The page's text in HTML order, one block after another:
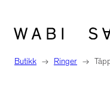
Hopp
innhold
Butikk → Ringer →